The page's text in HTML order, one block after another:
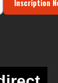
Inscription